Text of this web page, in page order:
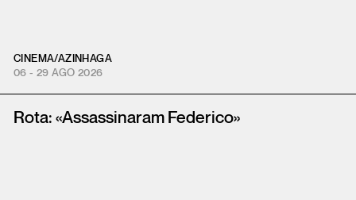
CINEMA/AZINHAGA
06 - 29 AGO 2026
Rota: «Assassinaram Federico»